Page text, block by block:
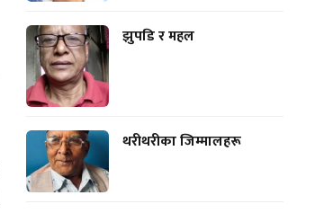
झुपडि र महल
थरीथरीका जिम्मालहरू